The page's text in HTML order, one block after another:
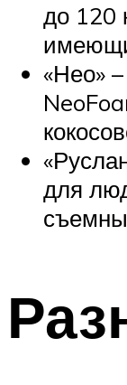
до 120
«Нео»
для